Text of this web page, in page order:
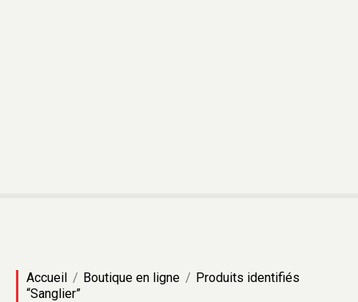
Accueil Boutique en ligne
Produits identifiés
“Sanglier”